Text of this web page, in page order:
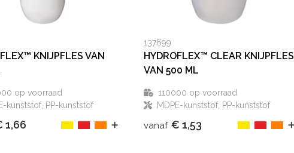
KNIJPFLES VAN
op voorraad
kunststof, PP-kunststof
1,66
137699
HYDROFLEX™ CLEAR KNIJPFLES
VAN 500 ML
110000 op voorraad
MDPE-kunststof, PP-kunststof
vanaf € 1,53